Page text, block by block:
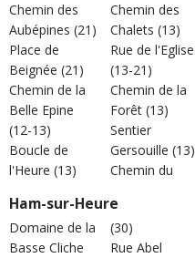
Chemin des
Aubépines (21)
Place de
Beignée (21)
Chemin de la
Belle Epine
(12-13)
Boucle de
l'Heure (13)
Chemin des
Chalets (13)
Rue de l'Eglise
(13-21)
Chemin de la
Forêt (13)
Sentier
Gersouille (13)
Chemin du
Ham-sur-Heure
Domaine de la
Basse Cliche
(30)
Rue Abel